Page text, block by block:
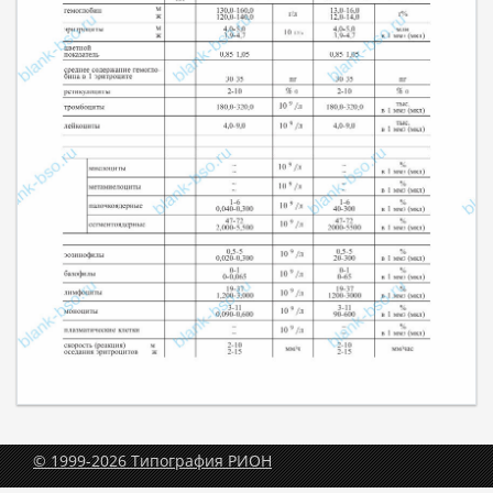
© 1999-2026 Типография РИОН